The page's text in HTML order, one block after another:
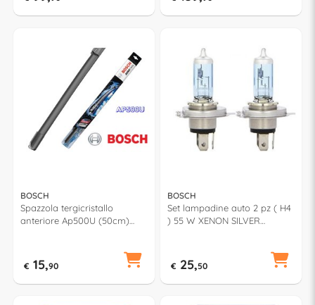
BOSCH
Spazzola tergicristallo
anteriore Ap500U (50cm)
€ 15,90
BOSCH
Set lampadine auto 2 pz ( H4
) 55 W XENON SILVER
€ 25,50